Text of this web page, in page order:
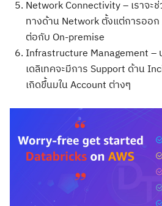
Search
Network Connectivity – เราจะ
ทางด้าน Network ตั้งแต่การออ
ต่อกับ On-premise
Infrastructure Management –
เดลิเทคจะมีการ Support ด้าน
เกิดขึ้นมใน Account ต่างๆ